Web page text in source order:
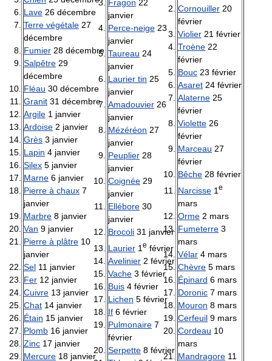
Lave 26 décembre
Terre végétale 27
décembre
Fumier 28 décembre
Salpêtre 29
décembre
Fléau 30 décembre
Granit 31 décembre
Argile 1 janvier
Ardoise 2 janvier
Grès 3 janvier
Lapin 4 janvier
Silex 5 janvier
Marne 6 janvier
Pierre à chaux 7
janvier
Marbre 8 janvier
Van 9 janvier
Pierre à plâtre 10
janvier
Sel 11 janvier
Fer 12 janvier
Cuivre 13 janvier
Chat 14 janvier
Étain 15 janvier
Plomb 16 janvier
Zinc 17 janvier
Mercure 18 janvier
Fragon 22
janvier
Perce-neige 23
janvier
Taureau 24
janvier
Laurier tin 25
janvier
Amadouvier 26
janvier
Mézéréon 27
janvier
Peuplier 28
janvier
Coignée 29
janvier
Ellébore 30
janvier
Brocoli 31 janvier
Laurier 1 e février
Avelinier 2 février
Vache 3 février
Buis 4 février
Lichen 5 février
If 6 février
Pulmonaire 7
février
Serpette 8 février
Cornouiller 20
février
Violier 21 février
Troène 22
février
Bouc 23 février
Asaret 24 février
Alaterne 25
février
Violette 26
février
Marceau 27
février
Bêche 28 février
Narcisse 1 e
mars
Orme 2 mars
Fumeterre 3
mars
Vélar 4 mars
Chèvre 5 mars
Épinard 6 mars
Doronic 7 mars
Mouron 8 mars
Cerfeuil 9 mars
Cordeau 10
mars
Mandragore 11